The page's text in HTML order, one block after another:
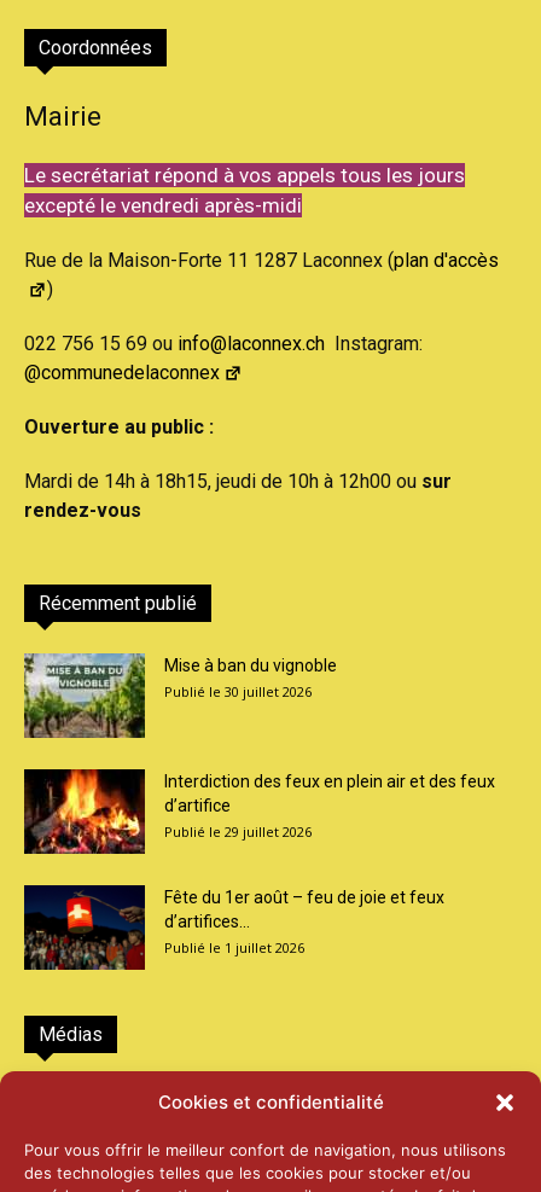
Cookies et confidentialité
Pour vous offrir le meilleur confort de navigation, nous utilisons
des technologies telles que les cookies pour stocker et/ou
Coordonnées
Mairie
Le secrétariat répond à vos appels tous les jours
excepté le vendredi après-midi
Rue de la Maison-Forte 11 1287 Laconnex (plan d'accès
)
022 756 15 69 ou info@laconnex.ch Instagram:
@communedelaconnex
Ouverture au public :
Mardi de 14h à 18h15, jeudi de 10h à 12h00 ou sur
rendez-vous
Récemment publié
Mise à ban du vignoble
30 juillet 2026
Interdiction des feux en plein air et des feux
d’artifice
29 juillet 2026
Fête du 1er août – feu de joie et feux
d’artifices...
1 juillet 2026
Médias
2026 – Laiterie d’Orsières et Abbaye de St-
25 juin 2026